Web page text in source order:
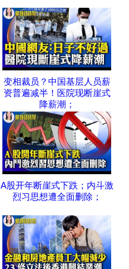
变相裁员？中国基层人员薪
资普遍减半！医院现断崖式
降薪潮；
A股开年断崖式下跌；内斗激
烈习思想遭全面删除；